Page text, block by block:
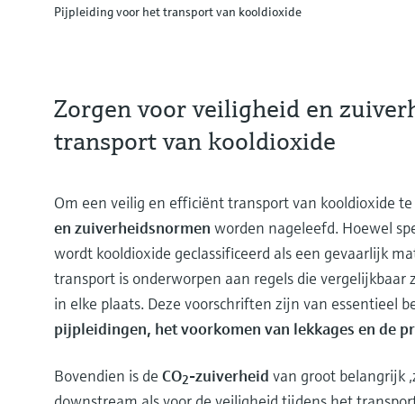
Pijpleiding voor het transport van kooldioxide
Zorgen voor veiligheid en
transport van kooldioxide
Om een veilig en efficiënt transport van kooldioxide
en zuiverheidsnormen worden nageleefd. Hoewel
wordt kooldioxide geclassificeerd als een gevaarlijk
transport is onderworpen aan regels die vergelijkbaar
in elke plaats. Deze voorschriften zijn van essentieel
pijpleidingen, het voorkomen van lekkages en de
Bovendien is de CO2-zuiverheid van groot belangrijk